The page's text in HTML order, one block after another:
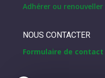
Adhérer ou
NOUS CONTACTER
Formulaire de contact